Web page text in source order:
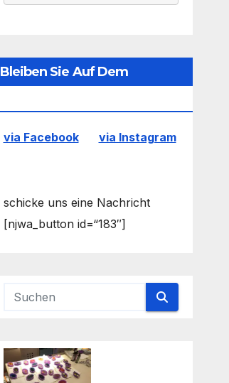
Bleiben Sie Auf Dem
via Facebook via Instagram
schicke uns eine Nachricht
[njwa_button id=“183″]